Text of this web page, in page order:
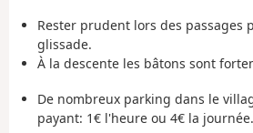
Rester prudent lors des passages
glissade.
À la descente les bâtons sont
De nombreux parking dans le
payant: 1€ l'heure ou 4€ la